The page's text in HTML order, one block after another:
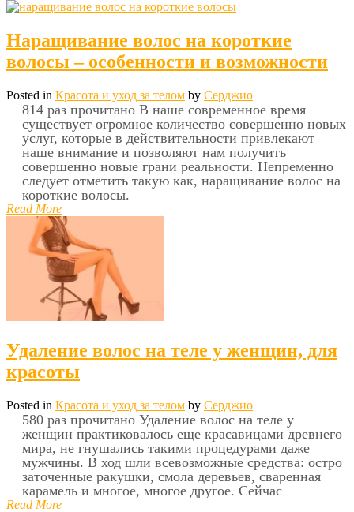
Наращивание волос на короткие
волосы – особенности и возможности
Posted in Красота и уход за телом by Серджио
814 раз прочитано В наше современное время
существует огромное количество совершенно новых
услуг, которые в действительности привлекают
наше внимание и позволяют нам получить
совершенно новые грани реальности. Непременно
следует отметить такую как, наращивание волос на
короткие волосы.
Read More
Удаление волос на теле у женщин, для
красоты
Posted in Красота и уход за телом by Серджио
580 раз прочитано Удаление волос на теле у
женщин практиковалось еще красавицами древнего
мира, не гнушались такими процедурами даже
мужчины. В ход шли всевозможные средства: остро
заточенные ракушки, смола деревьев, сваренная
карамель и многое, многое другое. Сейчас
Read More